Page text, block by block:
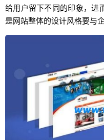
给用户留下不同的印象，进
是网站整体的设计风格要与